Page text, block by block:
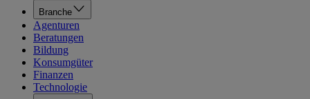
Branche
Agenturen
Beratungen
Bildung
Konsumgüter
Finanzen
Technologie